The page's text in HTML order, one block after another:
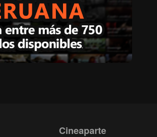
Cineaparte